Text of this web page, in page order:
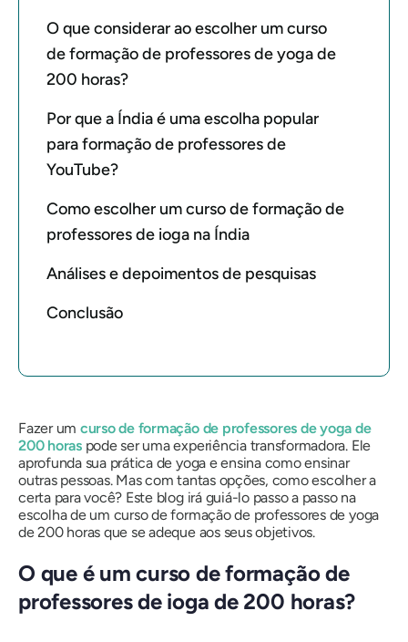
O que considerar ao escolher um curso
de formação de professores de yoga de
200 horas?
Por que a Índia é uma escolha popular
para formação de professores de
YouTube?
Como escolher um curso de formação de
professores de ioga na Índia
Análises e depoimentos de pesquisas
Conclusão
Fazer um curso de formação de professores de yoga de
200 horaspode ser uma experiência transformadora. Ele
aprofunda sua prática de yoga e ensina como ensinar
outras pessoas. Mas com tantas opções, como escolher a
certa para você? Este blog irá guiá-lo passo a passo na
escolha de um curso de formação de professores de yoga
de 200 horas que se adeque aos seus objetivos.
O que é um curso de formação de
professores de ioga de 200 horas?